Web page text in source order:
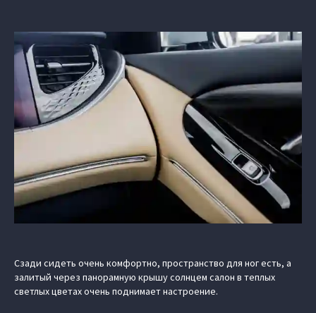
Сзади сидеть очень комфортно, пространство для ног есть, а
залитый через панорамную крышу солнцем салон в теплых
светлых цветах очень поднимает настроение.